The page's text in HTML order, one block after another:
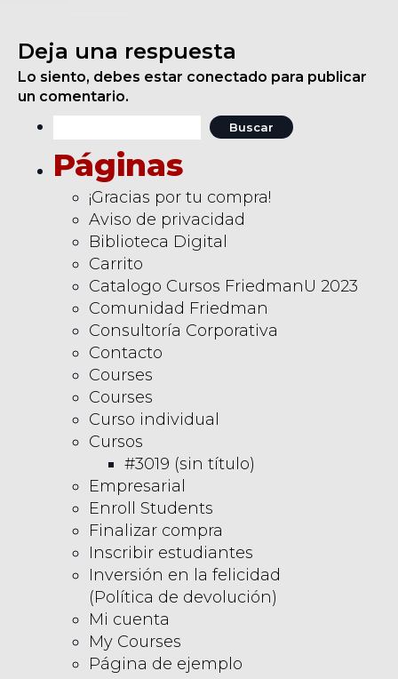
Deja una respuesta
Lo siento, debes estar conectado para publicar
un comentario.
Páginas
¡Gracias por tu compra!
Aviso de privacidad
Biblioteca Digital
Carrito
Catalogo Cursos FriedmanU 2023
Comunidad Friedman
Consultoría Corporativa
Contacto
Courses
Courses
Curso individual
Cursos
#3019 (sin título)
Empresarial
Enroll Students
Finalizar compra
Inscribir estudiantes
Inversión en la felicidad
(Política de devolución)
Mi cuenta
My Courses
Página de ejemplo